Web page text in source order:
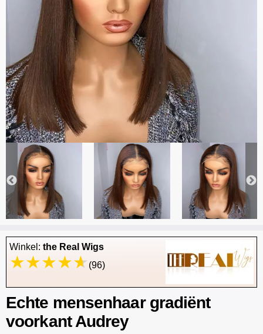
Winkel: the Real Wigs
(96)
Echte mensenhaar gradiënt
voorkant Audrey